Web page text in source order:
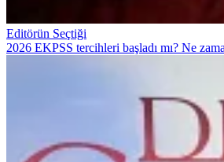
Editörün Seçtiği
2026 EKPSS tercihleri başladı mı? Ne